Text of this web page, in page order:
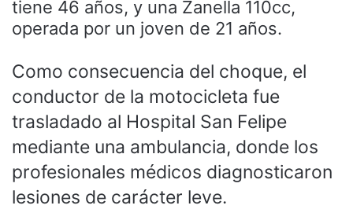
tiene 46 años, y una Zanella 110cc,
operada por un joven de 21 años.
Como consecuencia del choque, el
conductor de la motocicleta fue
trasladado al Hospital San Felipe
mediante una ambulancia, donde los
profesionales médicos diagnosticaron
lesiones de carácter leve.